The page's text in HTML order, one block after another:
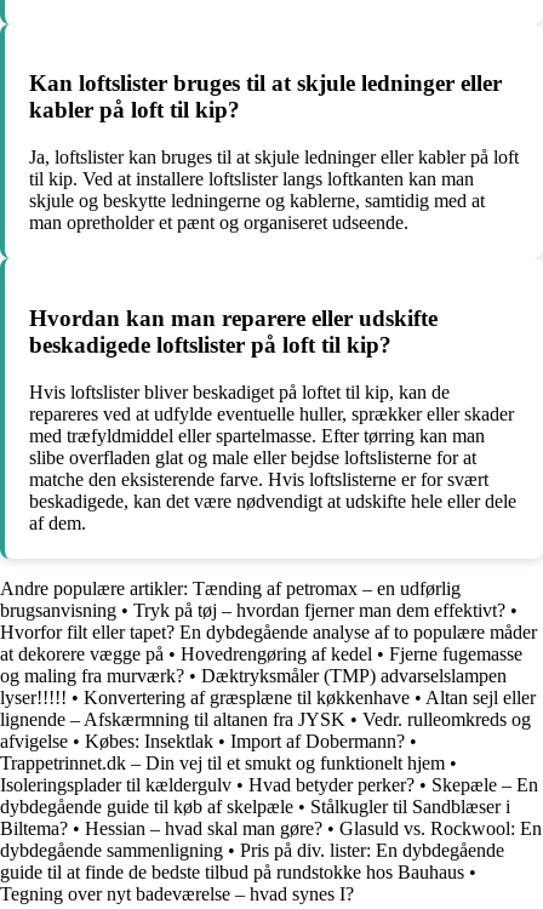
Kan loftslister bruges til at skjule ledninger eller
kabler på loft til kip?
Ja, loftslister kan bruges til at skjule ledninger eller kabler på loft
til kip. Ved at installere loftslister langs loftkanten kan man
skjule og beskytte ledningerne og kablerne, samtidig med at
man opretholder et pænt og organiseret udseende.
Hvordan kan man reparere eller udskifte
beskadigede loftslister på loft til kip?
Hvis loftslister bliver beskadiget på loftet til kip, kan de
repareres ved at udfylde eventuelle huller, sprækker eller skader
med træfyldmiddel eller spartelmasse. Efter tørring kan man
slibe overfladen glat og male eller bejdse loftslisterne for at
matche den eksisterende farve. Hvis loftslisterne er for svært
beskadigede, kan det være nødvendigt at udskifte hele eller dele
af dem.
Andre populære artikler: Tænding af petromax – en udførlig
brugsanvisning • Tryk på tøj – hvordan fjerner man dem effektivt? •
Hvorfor filt eller tapet? En dybdegående analyse af to populære måder
at dekorere vægge på • Hovedrengøring af kedel • Fjerne fugemasse
og maling fra murværk? • Dæktryksmåler (TMP) advarselslampen
lyser!!!!! • Konvertering af græsplæne til køkkenhave • Altan sejl eller
lignende – Afskærmning til altanen fra JYSK • Vedr. rulleomkreds og
afvigelse • Købes: Insektlak • Import af Dobermann? •
Trappetrinnet.dk – Din vej til et smukt og funktionelt hjem •
Isoleringsplader til kældergulv • Hvad betyder perker? • Skepæle – En
dybdegående guide til køb af skelpæle • Stålkugler til Sandblæser i
Biltema? • Hessian – hvad skal man gøre? • Glasuld vs. Rockwool: En
dybdegående sammenligning • Pris på div. lister: En dybdegående
guide til at finde de bedste tilbud på rundstokke hos Bauhaus •
Tegning over nyt badeværelse – hvad synes I?